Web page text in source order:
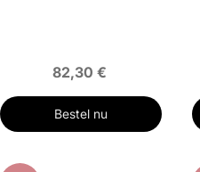
82,30 €
Bestel nu